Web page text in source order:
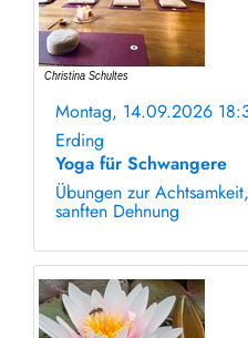
Montag, 14.09.2026
Erding
Yoga für Schwangere
Übungen zur
sanften Dehnung